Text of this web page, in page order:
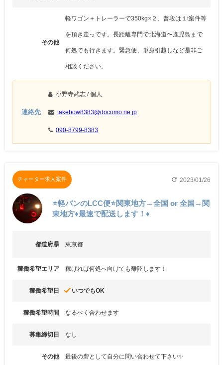
その他
軽ワゴン＋トレーラーで350kg×２、普段は１t案件等
を頂き走っです。長距離専門で北海道〜鹿児島まで
何処でも行きます。緊急便、単身引越しなど是非ご
相談ください。
連絡先
小野寺武志 / 個人
takebow8383@docomo.ne.jp
090-8799-8383
チャーター求人案件 refresh 2023/01/26
⭐軽バンのLCC便⭐関東地方→全国 or 全国→関
東地方♦️最速で配送します！♦️
都道府県 東京都
稼働希望エリア 稼げれば何処へ向けても離陸します！
稼働希望日 done いつでもOK
稼働希望時間 なるべく合わせます
募集締切日 なし
その他 最後の砦として自分に問い合わせて下さい✨